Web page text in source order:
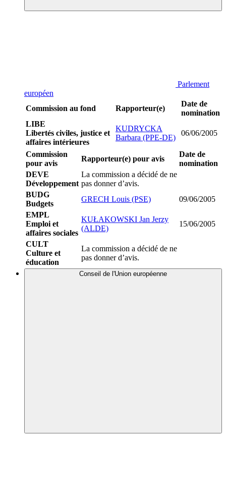
Parlement
européen
Commission au fond
Rapporteur(e)
Date de
nomination
LIBE
Libertés civiles, justice et
affaires intérieures
KUDRYCKA
Barbara (PPE-DE)
06/06/2005
Commission
pour avis
Rapporteur(e) pour avis
Date de
nomination
DEVE
Développement
La commission a décidé de ne
pas donner d’avis.
BUDG
Budgets
GRECH Louis (PSE)
09/06/2005
EMPL
Emploi et
affaires sociales
KUŁAKOWSKI Jan Jerzy
(ALDE)
15/06/2005
CULT
Culture et
éducation
La commission a décidé de ne
pas donner d’avis.
Conseil de l'Union européenne